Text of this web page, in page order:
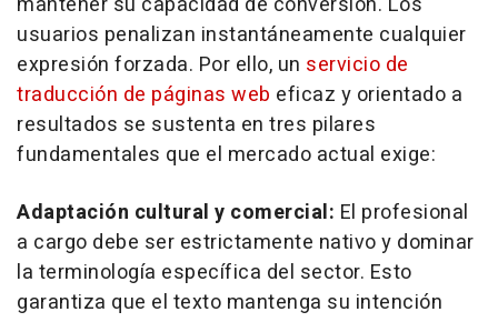
usuarios penalizan instantáneamente cualquier
expresión forzada. Por ello, un servicio de
traducción de páginas web eficaz y orientado a
resultados se sustenta en tres pilares
fundamentales que el mercado actual exige:
Adaptación cultural y comercial: El profesional
a cargo debe ser estrictamente nativo y dominar
la terminología específica del sector. Esto
garantiza que el texto mantenga su intención